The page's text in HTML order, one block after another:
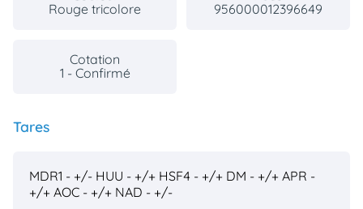
Rouge tricolore
956000012396649
Cotation
1 - Confirmé
Tares
MDR1 - +/- HUU - +/+ HSF4 - +/+ DM - +/+ APR -
+/+ AOC - +/+ NAD - +/-